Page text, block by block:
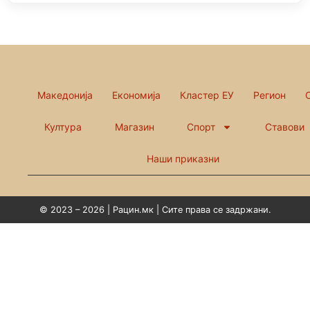
Македонија Економија Кластер ЕУ Регион
Култура Магазин Спорт Ставови
Наши приказни
© 2023 – 2026 | Рацин.мк | Сите права се задржани.